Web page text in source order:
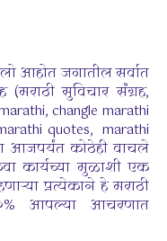
आहोत जगातील सर्वात
(मराठी सुविचार संग्रह,
changle marathi
quotes, marathi
आजपर्यंत कोठेही वाचले
कार्यच्या मुळाशी एक
प्रत्येकाने हे मराठी
आपल्या आचरणात